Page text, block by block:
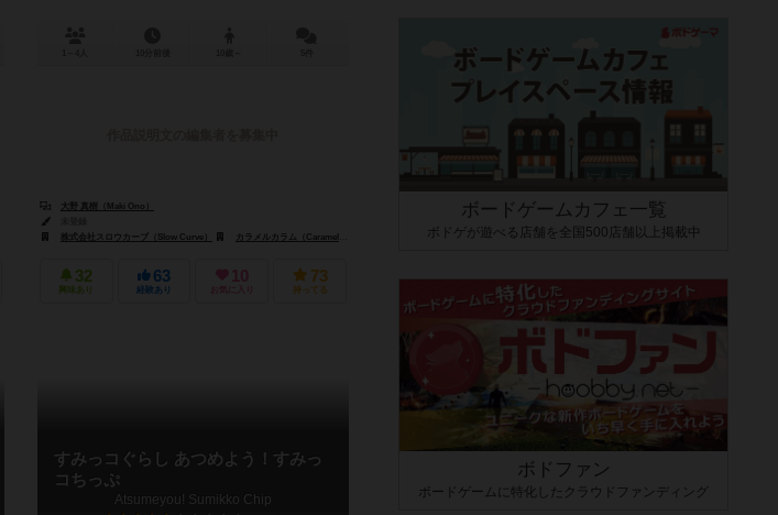
大野 真樹（Maki Ono）
株式会社スロウカーブ（Slow Curve）
カラメルカラム（Caramel Column Inc.）
32
興味あり
63
経験あり
10
お気に入り
73
持ってる
すみっコぐらし あつめよう！すみっ
コちっぷ
Atsumeyou! Sumikko Chip
ボードゲームカフェ一覧
ボドゲが遊べる店舗を全国500店舗以上掲載中
ボドファン
ボードゲームに特化したクラウドファンディング